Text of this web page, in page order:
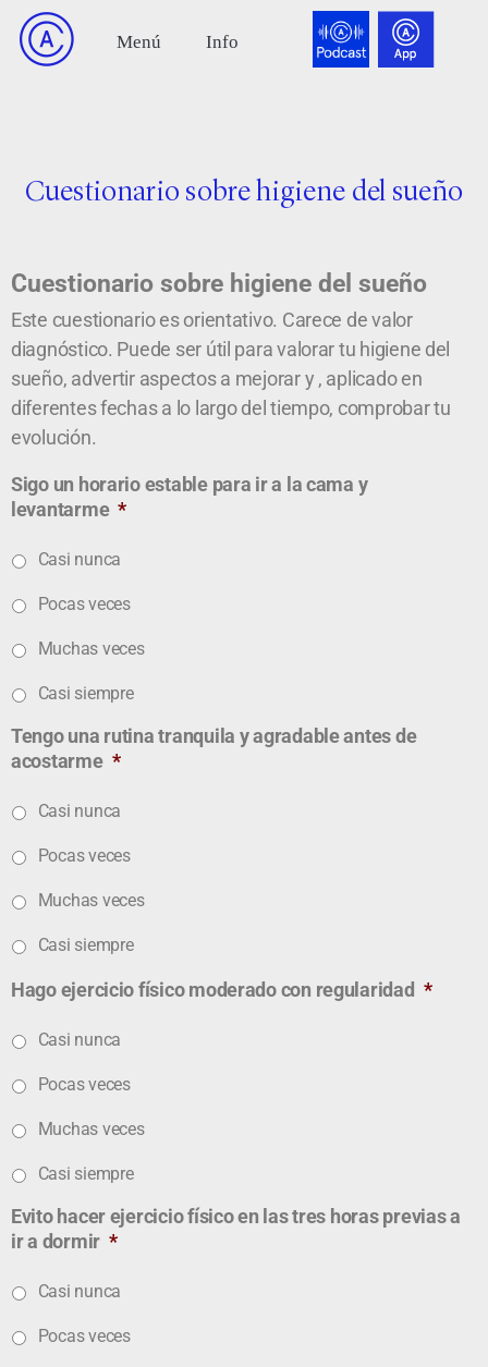
Cuestionario sobre higiene del sueño
Cuestionario sobre higiene del sueño
Este cuestionario es orientativo. Carece de valor
diagnóstico. Puede ser útil para valorar tu higiene del
sueño, advertir aspectos a mejorar y , aplicado en
diferentes fechas a lo largo del tiempo, comprobar tu
evolución.
Sigo un horario estable para ir a la cama y
levantarme *
Casi nunca
Pocas veces
Muchas veces
Casi siempre
Tengo una rutina tranquila y agradable antes de
acostarme *
Casi nunca
Pocas veces
Muchas veces
Casi siempre
Hago ejercicio físico moderado con regularidad *
Casi nunca
Pocas veces
Muchas veces
Casi siempre
Evito hacer ejercicio físico en las tres horas previas a
ir a dormir *
Casi nunca
Pocas veces